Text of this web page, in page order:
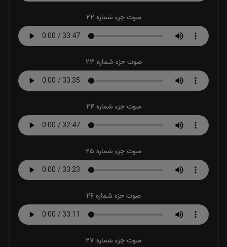
صوت جزء شماره 22
صوت جزء شماره 23
صوت جزء شماره 24
صوت جزء شماره 25
صوت جزء شماره 26
صوت جزء شماره 27